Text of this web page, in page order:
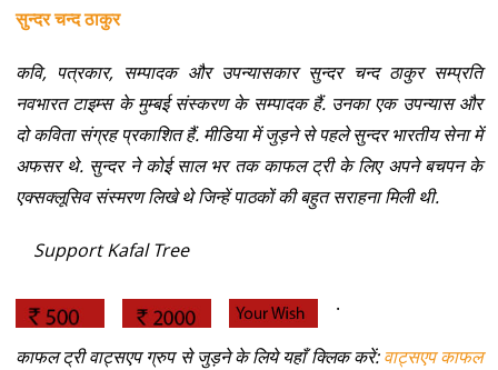
सुन्दर चन्द ठाकुर
कवि, पत्रकार, सम्पादक और उपन्यासकार सुन्दर चन्द ठाकुर सम्प्रति
नवभारत टाइम्स के मुम्बई संस्करण के सम्पादक हैं. उनका एक उपन्यास और
दो कविता संग्रह प्रकाशित हैं. मीडिया में जुड़ने से पहले सुन्दर भारतीय सेना में
अफसर थे. सुन्दर ने कोई साल भर तक काफल ट्री के लिए अपने बचपन के
एक्सक्लूसिव संस्मरण लिखे थे जिन्हें पाठकों की बहुत सराहना मिली थी.
Support Kafal Tree
.
काफल ट्री वाट्सएप ग्रुप से जुड़ने के लिये यहाँ क्लिक करें:वाट्सएप काफल